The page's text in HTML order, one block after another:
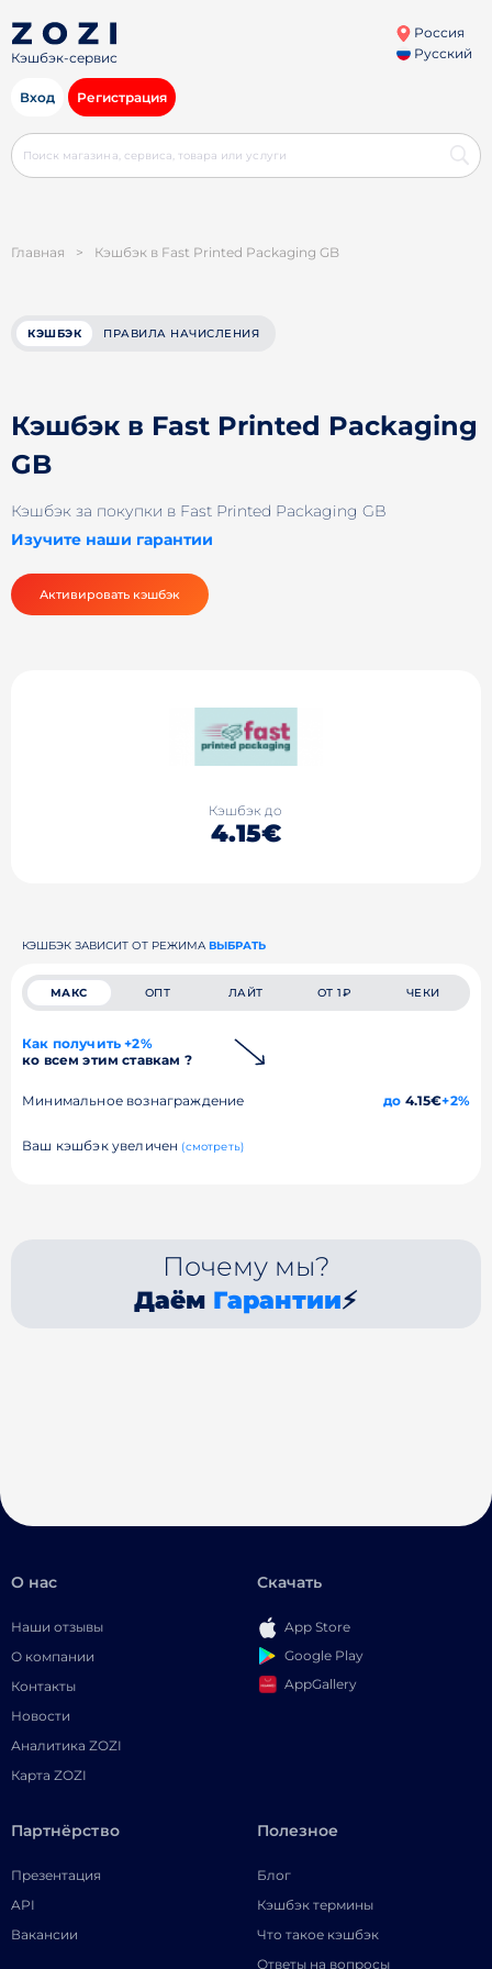
Кэшбэк-сервис
Россия
Русский
Вход Регистрация
Главная > Кэшбэк в Fast Printed Packaging GB
КЭШБЭК ПРАВИЛА НАЧИСЛЕНИЯ
Кэшбэк в Fast Printed Packaging
GB
Кэшбэк за покупки в Fast Printed Packaging GB
Изучите наши гарантии
Активировать кэшбэк
Кэшбэк до
4.15€
КЭШБЭК ЗАВИСИТ ОТ РЕЖИМА ВЫБРАТЬ
МАКС ОПТ ЛАЙТ ОТ 1₽ ЧЕКИ
Как получить +2%
ко всем этим ставкам ?
Минимальное вознаграждение до 4.15€+2%
Ваш кэшбэк увеличен (смотреть)
Почему мы?
Даём Гарантии⚡
О нас
Наши отзывы
О компании
Контакты
Новости
Аналитика ZOZI
Карта ZOZI
Скачать
App Store
Google Play
AppGallery
Партнёрство
Презентация
API
Вакансии
Полезное
Блог
Кэшбэк термины
Что такое кэшбэк
Ответы на вопросы